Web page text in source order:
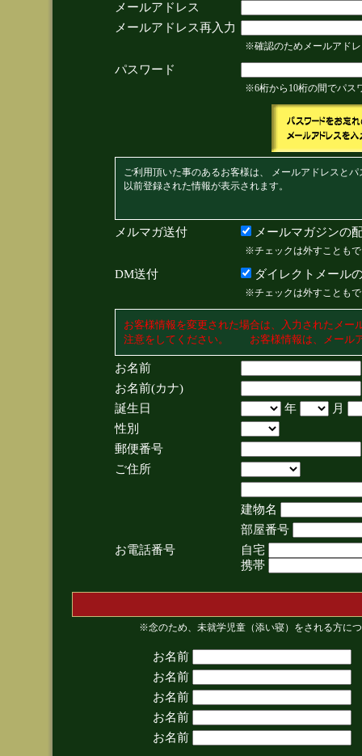
メールアドレス
メールアドレス再入力
※確認のためメールアド
パスワード
※6桁から10桁の間でパス
ご利用頂いた事のあるお客様は、 メールアドレスと
以前登録された情報が表示されます。
メルマガ送付 メールマガジンの
※チェックは外すことも
DM送付 ダイレクトメール
※チェックは外すことも
お客様情報を変更された場合は、入力されたメ
注意をしてください。 お客様情報は、メール
お名前
お名前(カナ)
誕生日
年
月
性別
郵便番号
ご住所
建物名
部屋番号
お電話番号
自宅
携帯
※念のため、未就学児童（添い寝）をされる方に
お名前
お名前
お名前
お名前
お名前